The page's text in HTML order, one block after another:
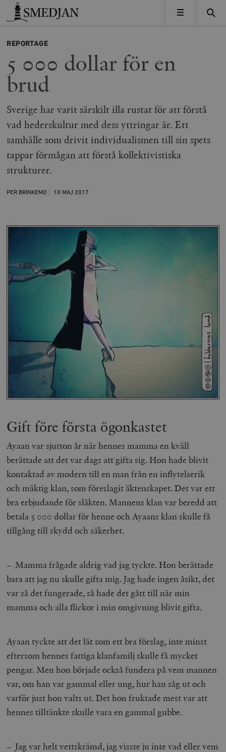
Timbro
MENY
REPORTAGE
5 000 dollar för en
brud
Sverige har varit särskilt illa rustat för att förstå
vad hederskultur med dess yttringar är. Ett
samhälle som drivit individualismen till sin spets
tappar förmågan att förstå kollektivistiska
strukturer.
PER BRINKEMO 10 MAJ 2017
Gift före första ögonkastet
Ayaan var sjutton år när hennes mamma en kväll
berättade att det var dags att gifta sig. Hon hade blivit
kontaktad av modern till en man från en inflytelserik
och mäktig klan, som föreslagit äktenskapet. Det var ett
bra erbjudande för släkten. Mannens klan var beredd att
betala 5 000 dollar för henne och Ayaans klan skulle få
tillgång till skydd och säkerhet.
– Mamma frågade aldrig vad jag tyckte. Hon berättade
bara att jag nu skulle gifta mig. Jag hade ingen åsikt, det
var så det fungerade, så hade det gått till när min
mamma och alla flickor i min omgivning blivit gifta.
Ayaan tyckte att det lät som ett bra förslag, inte minst
eftersom hennes fattiga klanfamilj skulle få mycket
pengar. Men hon började också fundera på vem mannen
var, om han var gammal eller ung, hur han såg ut och
varför just hon valts ut. Det hon fruktade mest var att
hennes tilltänkte skulle vara en gammal gubbe.
– Jag var helt vettskrämd, jag visste ju inte vad eller vem